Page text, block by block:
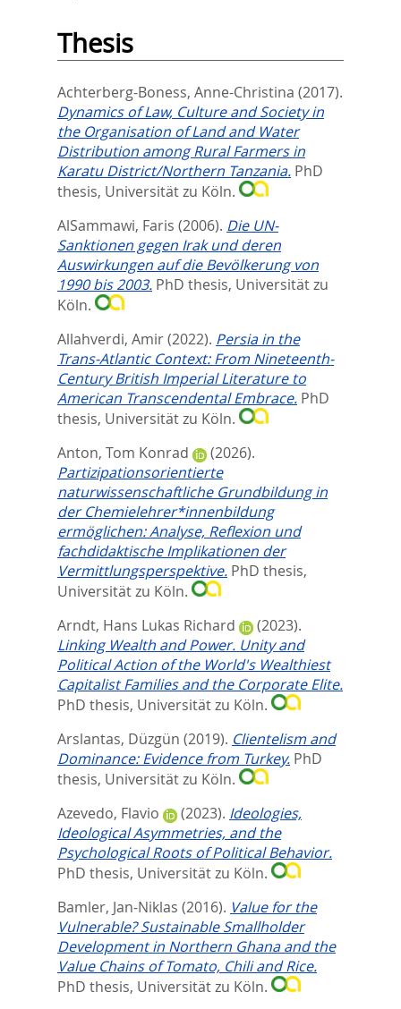
Thesis
Achterberg-Boness, Anne-Christina (2017).
Dynamics of Law, Culture and Society in
the Organisation of Land and Water
Distribution among Rural Farmers in
Karatu District/Northern Tanzania. PhD
thesis, Universität zu Köln.
AlSammawi, Faris (2006). Die UN-
Sanktionen gegen Irak und deren
Auswirkungen auf die Bevölkerung von
1990 bis 2003. PhD thesis, Universität zu
Köln.
Allahverdi, Amir(2022). Persia in the
Trans-Atlantic Context: From Nineteenth-
Century British Imperial Literature to
American Transcendental Embrace. PhD
thesis, Universität zu Köln.
Anton, Tom Konrad
(2026).
Partizipationsorientierte
naturwissenschaftliche Grundbildung in
der Chemielehrer*innenbildung
ermöglichen: Analyse, Reflexion und
fachdidaktische Implikationen der
Vermittlungsperspektive. PhD thesis,
Universität zu Köln.
Arndt, Hans Lukas Richard
(2023).
Linking Wealth and Power. Unity and
Political Action of the World's Wealthiest
Capitalist Families and the Corporate Elite.
PhD thesis, Universität zu Köln.
Arslantas, Düzgün (2019). Clientelism and
Dominance: Evidence from Turkey. PhD
thesis, Universität zu Köln.
Azevedo, Flavio
(2023). Ideologies,
Ideological Asymmetries, and the
Psychological Roots of Political Behavior.
PhD thesis, Universität zu Köln.
Bamler, Jan-Niklas (2016). Value for the
Vulnerable? Sustainable Smallholder
Development in Northern Ghana and the
Value Chains of Tomato, Chili and Rice.
PhD thesis, Universität zu Köln.